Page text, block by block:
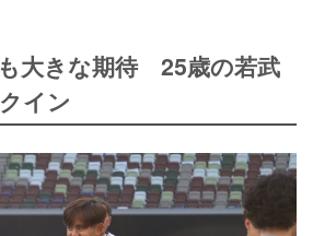
大きな期待 25歳の若武
イン